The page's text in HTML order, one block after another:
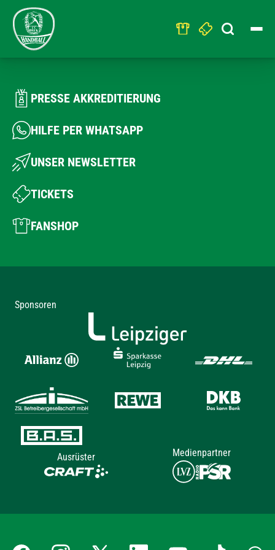
Search
for:
PRESSE AKKREDITIERUNG
HILFE PER WHATSAPP
UNSER NEWSLETTER
TICKETS
FANSHOP
Sponsoren
Ausrüster Medienpartner